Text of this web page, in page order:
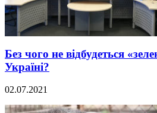
Без чого не відбудеться
Україні?
02.07.2021